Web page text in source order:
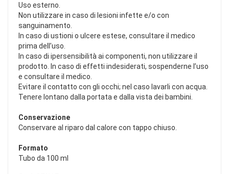
Uso esterno.
Non utilizzare in caso di lesioni infette e/o con
sanguinamento.
In caso di ustioni o ulcere estese, consultare il medico
prima dell’uso.
In caso di ipersensibilità ai componenti, non utilizzare il
prodotto. In caso di effetti indesiderati, sospenderne l’uso
e consultare il medico.
Evitare il contatto con gli occhi; nel caso lavarli con acqua.
Tenere lontano dalla portata e dalla vista dei bambini.
Conservazione
Conservare al riparo dal calore con tappo chiuso.
Formato
Tubo da 100 ml